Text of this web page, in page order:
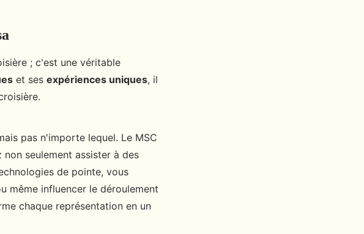
; c'est une véritable
et ses expériences uniques, il
pas n'importe lequel. Le MSC
seulement assister à des
de pointe, vous
même influencer le déroulement
chaque représentation en un